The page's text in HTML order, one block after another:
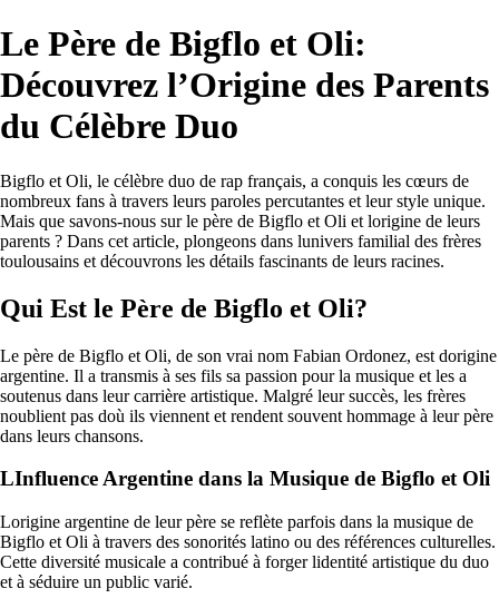
Le Père de Bigflo et Oli:
Découvrez l’Origine des Parents
du Célèbre Duo
Bigflo et Oli, le célèbre duo de rap français, a conquis les cœurs de
nombreux fans à travers leurs paroles percutantes et leur style unique.
Mais que savons-nous sur le père de Bigflo et Oli et lorigine de leurs
parents ? Dans cet article, plongeons dans lunivers familial des frères
toulousains et découvrons les détails fascinants de leurs racines.
Qui Est le Père de Bigflo et Oli?
Le père de Bigflo et Oli, de son vrai nom Fabian Ordonez, est dorigine
argentine. Il a transmis à ses fils sa passion pour la musique et les a
soutenus dans leur carrière artistique. Malgré leur succès, les frères
noublient pas doù ils viennent et rendent souvent hommage à leur père
dans leurs chansons.
LInfluence Argentine dans la Musique de Bigflo et Oli
Lorigine argentine de leur père se reflète parfois dans la musique de
Bigflo et Oli à travers des sonorités latino ou des références culturelles.
Cette diversité musicale a contribué à forger lidentité artistique du duo
et à séduire un public varié.